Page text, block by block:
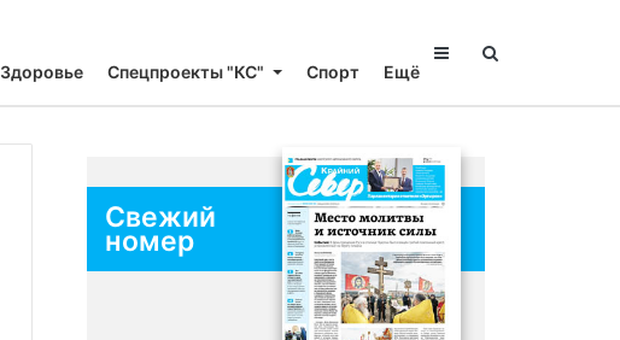
Здоровье Спецпроекты "КС" Спорт Ещё
Свежий
номер